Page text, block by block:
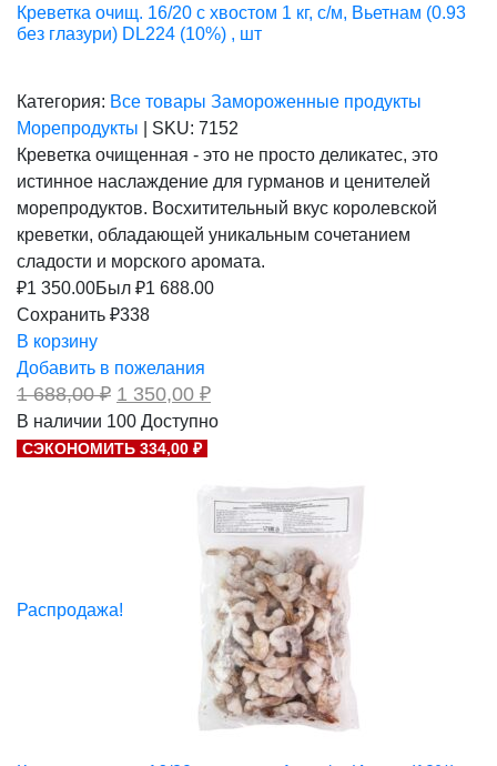
Креветка очищ. 16/20 с хвостом 1 кг, с/м, Вьетнам (0.93
без глазури) DL224 (10%) , шт
Категория: Все товары Замороженные продукты
Морепродукты
SKU: 7152
Креветка очищенная - это не просто деликатес, это
истинное наслаждение для гурманов и ценителей
морепродуктов. Восхитительный вкус королевской
креветки, обладающей уникальным сочетанием
сладости и морского аромата.
₽1 350.00Был ₽1 688.00
Сохранить ₽338
В корзину
Добавить в пожелания
1 688,00₽ Первоначальная
цена
составляла
1
1 350,00 ₽Текущая
1
В наличии 100 Доступно
СЭКОНОМИТЬ 334,00 ₽
Распродажа!